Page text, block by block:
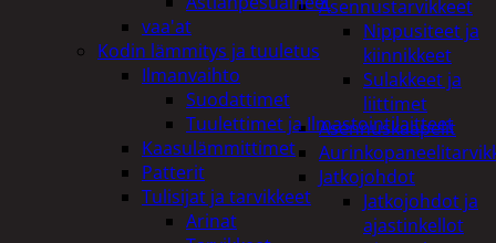
Asennustarvikkeet
Nippusiteet ja
kiinnikkeet
Sulakkeet ja
liittimet
Asennuskaapelit
Jatkojohdot
Jatkojohdot ja
ajastinkellot
vaa'at
Kodin lämmitys ja tuuletus
Ilmanvaihto
Suodattimet
Tuulettimet ja Ilmastointilaitteet
Kaasulämmittimet
Patterit
Tulisijat ja tarvikkeet
Arinat